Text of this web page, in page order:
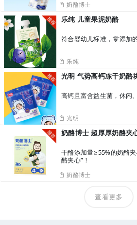
奶酪博士
乐纯 儿童果泥奶酪
符合婴幼儿标准，零添加
乐纯
光明 气势高钙冻干奶酪
高钙且富含益生菌，休闲
光明
奶酪博士 超厚厚奶酪夹
干酪添加量≥55%的奶酪
酪夹心”！
奶酪博士
查看更多